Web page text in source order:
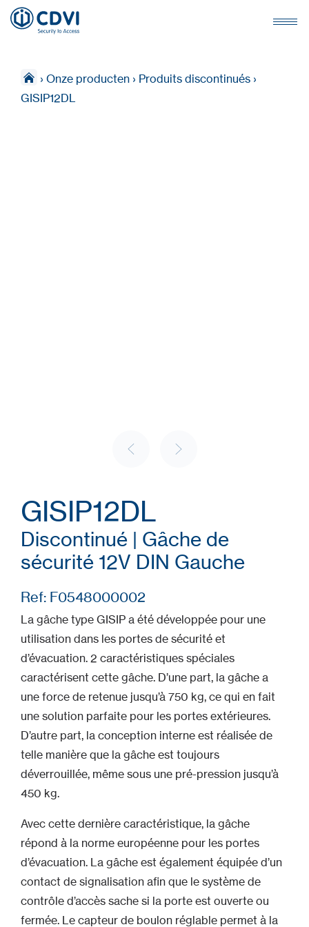
› Onze producten › Produits discontinués ›
GISIP12DL
GISIP12DL
Discontinué | Gâche de
sécurité 12V DIN Gauche
Ref: F0548000002
La gâche type GISIP a été développée pour une
utilisation dans les portes de sécurité et
d’évacuation. 2 caractéristiques spéciales
caractérisent cette gâche. D’une part, la gâche a
une force de retenue jusqu’à 750 kg, ce qui en fait
une solution parfaite pour les portes extérieures.
D’autre part, la conception interne est réalisée de
telle manière que la gâche est toujours
déverrouillée, même sous une pré-pression jusqu’à
450 kg.
Avec cette dernière caractéristique, la gâche
répond à la norme européenne pour les portes
d’évacuation. La gâche est également équipée d’un
contact de signalisation afin que le système de
contrôle d’accès sache si la porte est ouverte ou
fermée. Le capteur de boulon réglable permet à la